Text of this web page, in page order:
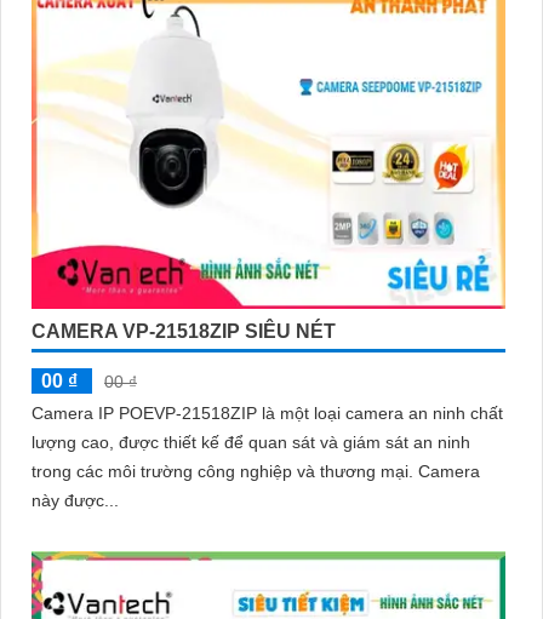
CAMERA VP-21518ZIP SIÊU NÉT
00 ₫
00 ₫
Camera IP POEVP-21518ZIP là một loại camera an ninh chất
lượng cao, được thiết kế để quan sát và giám sát an ninh
trong các môi trường công nghiệp và thương mại. Camera
này được...